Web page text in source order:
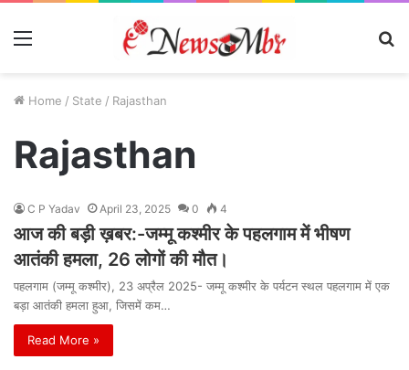
Menu
Home / State / Rajasthan
Rajasthan
C P Yadav April 23, 2025 0 4
आज की बड़ी ख़बर:-जम्मू कश्मीर के पहलगाम में भीषण
आतंकी हमला, 26 लोगों की मौत।
पहलगाम (जम्मू कश्मीर), 23 अप्रैल 2025- जम्मू कश्मीर के पर्यटन स्थल पहलगाम में एक
बड़ा आतंकी हमला हुआ, जिसमें कम…
Read More »